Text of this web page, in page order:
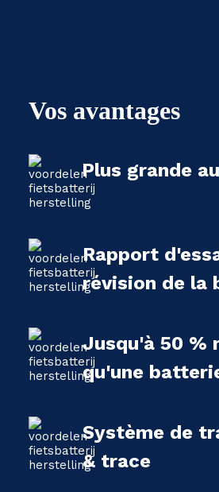
Vos avantages
Plus grande
Rapport
révision de la
Jusqu'à 50 %
qu'une
Système de
& trace